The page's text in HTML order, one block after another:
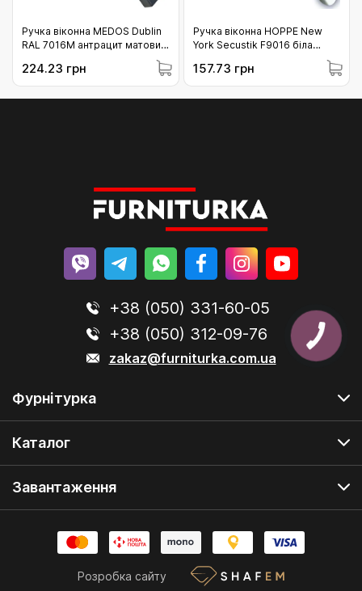
Ручка віконна MEDOS Dublin
RAL 7016M антрацит матовий
224.23 грн
Ручка віконна HOPPE New
York Secustik F9016 біла
157.73 грн
+38 (050) 331-60-05
+38 (050) 312-09-76
zakaz@furniturka.com.ua
Фурнітурка
Каталог
Завантаження
Розробка сайту